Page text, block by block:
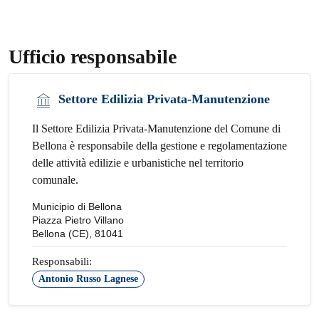
Ufficio responsabile
Settore Edilizia Privata-Manutenzione
Il Settore Edilizia Privata-Manutenzione del Comune di
Bellona è responsabile della gestione e regolamentazione
delle attività edilizie e urbanistiche nel territorio
comunale.
Municipio di Bellona
Piazza Pietro Villano
Bellona (CE), 81041
Responsabili:
Antonio Russo Lagnese